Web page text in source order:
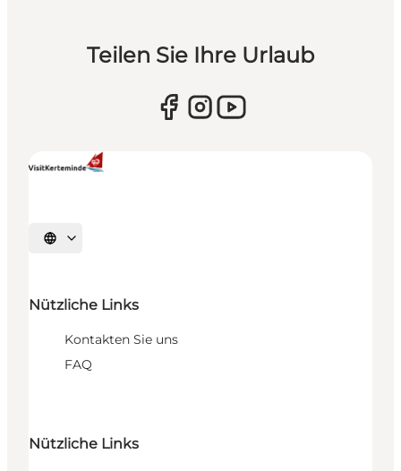
Teilen Sie Ihre Urlaub
Sprache auswählen
Nützliche Links
Kontakten Sie uns
FAQ
Nützliche Links